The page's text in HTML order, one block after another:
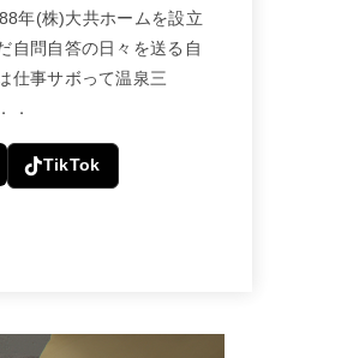
年(株)大共ホームを設立
自問自答の日々を送る自
仕事サボって温泉三
．
TikTok